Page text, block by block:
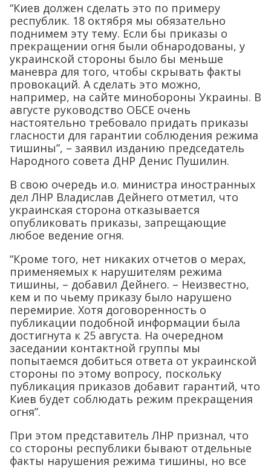
“Киев должен сделать это по примеру
республик. 18 октября мы обязательно
поднимем эту тему. Если бы приказы о
прекращении огня были обнародованы, у
украинской стороны было бы меньше
маневра для того, чтобы скрывать факты
провокаций. А сделать это можно,
например, на сайте минобороны Украины. В
августе руководство ОБСЕ очень
настоятельно требовало придать приказы
гласности для гарантии соблюдения режима
тишины”, – заявил изданию председатель
Народного совета ДНР Денис Пушилин.
В свою очередь и.о. министра иностранных
дел ЛНР Владислав Дейнего отметил, что
украинская сторона отказывается
опубликовать приказы, запрещающие
любое ведение огня.
“Кроме того, нет никаких отчетов о мерах,
применяемых к нарушителям режима
тишины, – добавил Дейнего. – Неизвестно,
кем и по чьему приказу было нарушено
перемирие. Хотя договоренность о
публикации подобной информации была
достигнута к 25 августа. На очередном
заседании контактной группы мы
попытаемся добиться ответа от украинской
стороны по этому вопросу, поскольку
публикация приказов добавит гарантий, что
Киев будет соблюдать режим прекращения
огня”.
При этом представитель ЛНР признал, что
со стороны республики бывают отдельные
факты нарушения режима тишины, но все